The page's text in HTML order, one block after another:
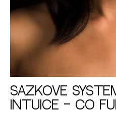
Sázkové
intuice – co